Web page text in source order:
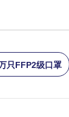
只FFP2级口罩